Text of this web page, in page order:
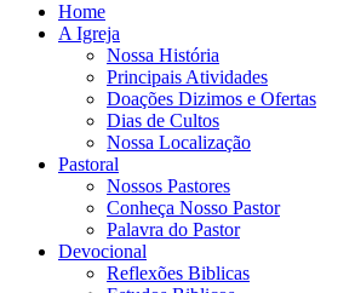
Home
A Igreja
Nossa História
Principais Atividades
Doações Dizimos e Ofertas
Dias de Cultos
Nossa Localização
Pastoral
Nossos Pastores
Conheça Nosso Pastor
Palavra do Pastor
Devocional
Reflexões Biblicas